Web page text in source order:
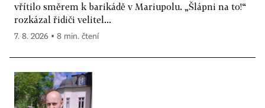
vřítilo směrem k barikádě v Mariupolu. „Šlápni na to!“
rozkázal řidiči velitel...
7. 8. 2026 ▪ 8 min. čtení